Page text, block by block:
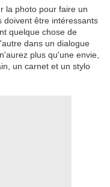
la photo pour faire un
doivent être intéressants
quelque chose de
dans un dialogue
plus qu'une envie,
un carnet et un stylo